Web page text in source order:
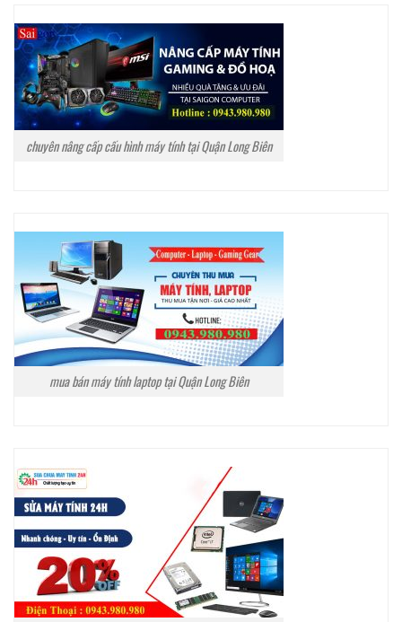
chuyên nâng cấp cấu hình máy tính tại Quận Long Biên
mua bán máy tính laptop tại Quận Long Biên